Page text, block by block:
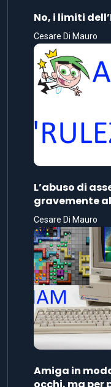
No, i limiti
Cesare Di Mauro
L’abuso di
gravemente
Cesare Di Mauro
Amiga in
occhi, ma per